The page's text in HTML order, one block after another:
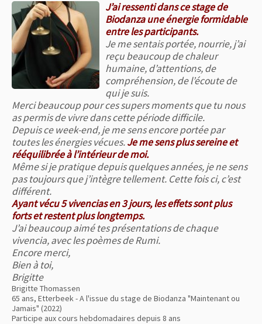
J’ai ressenti dans ce stage de
Biodanza une énergie formidable
entre les participants.
Je me sentais portée, nourrie, j’ai
reçu beaucoup de chaleur
humaine, d’attentions, de
compréhension, de l’écoute de
qui je suis.
Merci beaucoup pour ces supers moments que tu nous
as permis de vivre dans cette période difficile.
Depuis ce week-end, je me sens encore portée par
toutes les énergies vécues.Je me sens plus sereine et
rééquilibrée à l’intérieur de moi.
Même si je pratique depuis quelques années, je ne sens
pas toujours que j’intègre tellement. Cette fois ci, c’est
différent.
Ayant vécu 5 vivencias en 3 jours, les effets sont plus
forts et restent plus longtemps.
J’ai beaucoup aimé tes présentations de chaque
vivencia, avec les poèmes de Rumi.
Encore merci,
Bien à toi,
Brigitte
Brigitte Thomassen
65 ans, Etterbeek - A l'issue du stage de Biodanza "Maintenant ou
Jamais" (2022)
Participe aux cours hebdomadaires depuis 8 ans